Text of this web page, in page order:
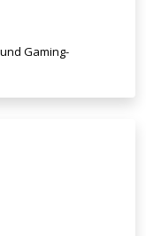
Gaming-